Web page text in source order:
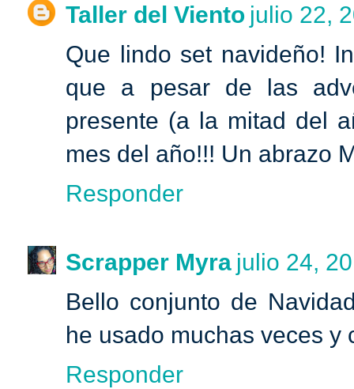
Taller del Viento julio 22,
Que lindo set navideño!
que a pesar de las
presente (a la mitad del
mes del año!!! Un abrazo
Responder
Scrapper Myra julio 24,
Bello conjunto de
he usado muchas veces y
Responder